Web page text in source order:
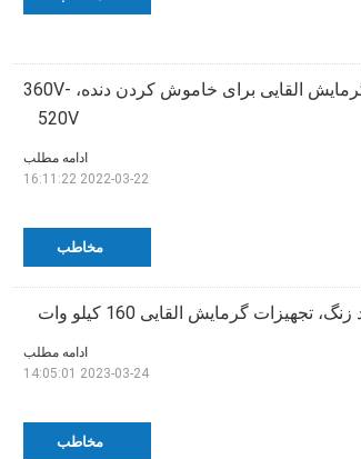
راندمان بالا 100KW ماشین تجهیزات گرمایش القایی برای خاموش کردن دنده، 360V-
520V
مخاطب
ادامه مطلب
2022-03-22 16:11:22
گرمایش القایی 160 کیلو وات
مخاطب
ادامه مطلب
2023-03-24 14:05:01